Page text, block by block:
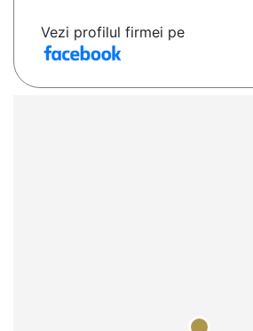
Vezi profilul firmei pe